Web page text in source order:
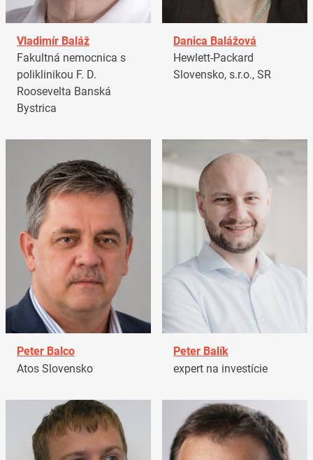
Vladimír Baláž
Fakultná nemocnica s
poliklinikou F. D.
Roosevelta Banská
Bystrica
Danica Balážová
Hewlett-Packard
Slovensko, s.r.o., SR
Peter Balco
Atos Slovensko
Peter Balík
expert na investície